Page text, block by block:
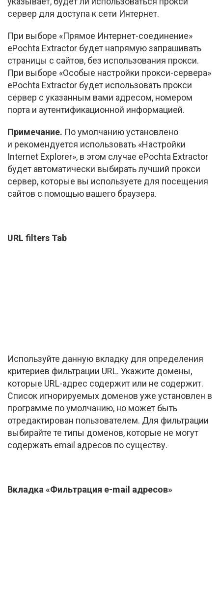
сервер для доступа к сети Интернет.
При выборе «Прямое Интернет-соединение»
ePochta Extractor будет напрямую запрашивать
страницы с сайтов, без использования прокси.
При выборе «Особые настройки прокси-сервера»
ePochta Extractor будет использовать прокси
сервер с указанным вами адресом, номером
порта и аутентификационной информацией.
Примечание. По умолчанию установлено
и рекомендуется использовать «Настройки
Internet Explorer», в этом случае ePochta Extractor
будет автоматически выбирать лучший прокси
сервер, которые вы используете для посещения
сайтов с помощью вашего браузера.
URL filters Tab
Используйте данную вкладку для определения
критериев фильтрации URL. Укажите домены,
которые URL-адрес содержит или не содержит.
Список игнорируемых доменов уже установлен в
программе по умолчанию, но может быть
отредактирован пользователем. Для фильтрации
выбирайте те типы доменов, которые не могут
содержать email адресов по существу.
Вкладка «Фильтрация e-mail адресов»